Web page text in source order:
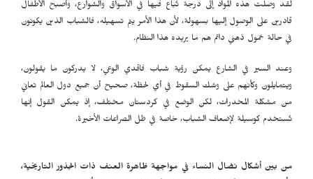
لقد وصلت هذه المواد إلى درجة تُباع فيها في الأسواق والشوارع، وأصبح الأطفال
قادرين على الوصول إليها بسهولة، لأن هذا الأمر يتم تسهيله، فالشباب الذين يكونون
في حالة خمول ذهني دائم هم ما يريده هذا النظام.
وعند السير في الشارع يمكن رؤية شباب فاقدي الوعي، لا يدركون ما يقولون،
ويتمايلون وكأنهم على وشك السقوط في أي لحظة، صحيح أن جميع دول العالم تعاني
من مشكلة المخدرات، لكن الوضع في كردستان مختلف، إذ يمكن القول إنها
تُستخدم كوسيلة لإضعاف الشباب، خاصة في ظل الصراعات الأخيرة.
من بين أشكال نضال النساء في مواجهة ظاهرة العنف ذات الجذور التاريخية،